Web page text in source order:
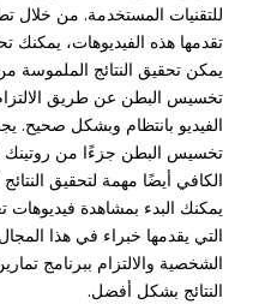
للتقنيات المستخدمة. من خلال
تقدمها هذه الفيديوهات، يمكنك
يمكن تحقيق النتائج الملموسة
تخسيس البطن عن طريق
الفيديو بانتظام وبشكل صحيح.
تخسيس البطن جزءًا من روتينك
الكافي أيضًا مهمة لتحقيق
يمكنك البدء بمشاهدة
التي يقدمها خبراء في هذا
الشخصية والالتزام ببرنامج
النتائج بشكل أفضل.